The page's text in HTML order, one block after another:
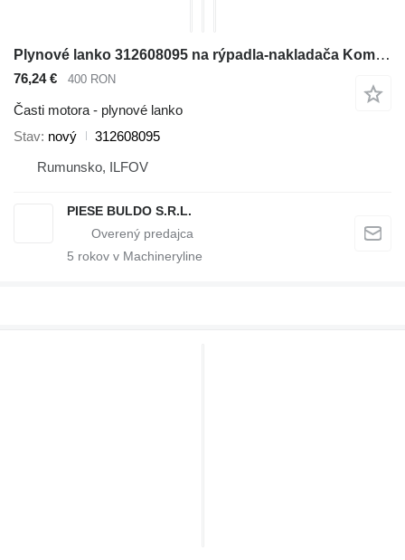
Plynové lanko 312608095 na rýpadla-nakladača Komatsu WB140, WB140PS, WB150, WB150AWS
76,24 € 400 RON
Časti motora - plynové lanko
Stav nový
312608095
Rumunsko, ILFOV
PIESE BULDO S.R.L.
5 rokov v Machineryline